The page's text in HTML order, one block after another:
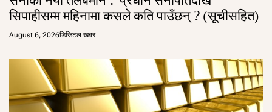
सिपाहीसम्म महिनामा कसले कति पाउँछन् ? (सूचीसहित)
August 6, 2026डिजिटल खबर